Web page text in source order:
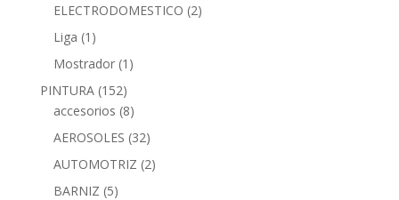
ELECTRODOMESTICO (2)
Liga (1)
Mostrador (1)
PINTURA (152)
accesorios (8)
AEROSOLES (32)
AUTOMOTRIZ (2)
BARNIZ (5)